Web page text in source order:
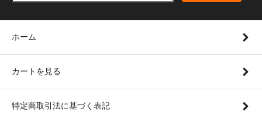
ホーム
カートを見る
特定商取引法に基づく表記